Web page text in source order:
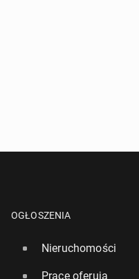
OGŁOSZENIA
Nieruchomości
Pracę oferują